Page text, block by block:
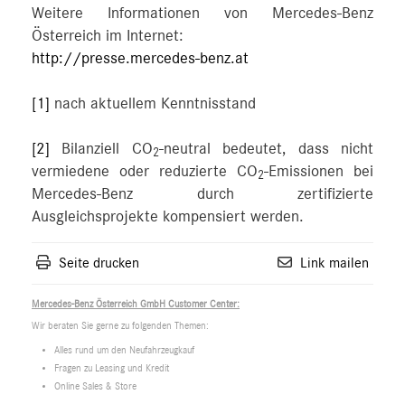
Weitere Informationen von Mercedes-Benz
Österreich im Internet:
http://presse.mercedes-benz.at
[1] nach aktuellem Kenntnisstand
[2] Bilanziell CO2-neutral bedeutet, dass nicht
vermiedene oder reduzierte CO2-Emissionen bei
Mercedes-Benz durch zertifizierte
Ausgleichsprojekte kompensiert werden.
Seite drucken Link mailen
Mercedes-Benz Österreich GmbH Customer Center:
Wir beraten Sie gerne zu folgenden Themen:
Alles rund um den Neufahrzeugkauf
Fragen zu Leasing und Kredit
Online Sales & Store